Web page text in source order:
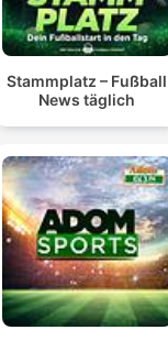
Stammplatz – Fußball
News täglich